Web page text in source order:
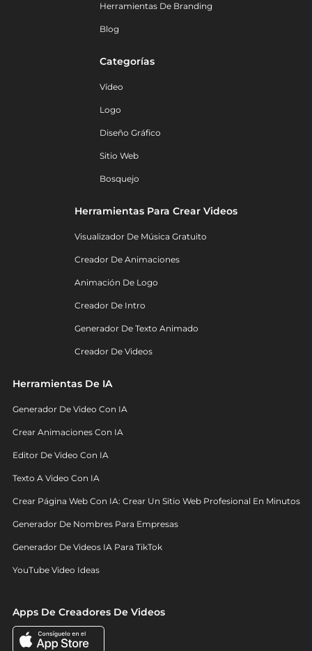
Herramientas De Branding
Blog
Categorías
Vídeo
Logo
Diseño Gráfico
Sitio Web
Bosquejo
Herramientas Para Crear Videos
Visualizador De Música Gratuito
Creador De Animaciones
Animación De Logo
Creador De Intro
Generador De Texto Animado
Creador De Videos
Herramientas De IA
Generador De Video Con IA
Crear Animaciones Con IA
Editor De Video Con IA
Texto A Video Con IA
Crear Página Web Con IA: Crear Un Sitio Web Profesional En Minutos
Generador De Nombres Para Empresas
Generador De Videos IA Para TikTok
YouTube Video Ideas
Apps De Creadores De Videos